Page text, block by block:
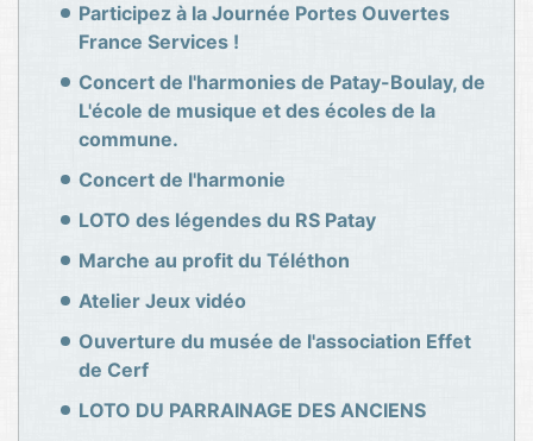
Participez à la Journée Portes Ouvertes
France Services !
Concert de l'harmonies de Patay-Boulay, de
L'école de musique et des écoles de la
commune.
Concert de l'harmonie
LOTO des légendes du RS Patay
Marche au profit du Téléthon
Atelier Jeux vidéo
Ouverture du musée de l'association Effet
de Cerf
LOTO DU PARRAINAGE DES ANCIENS